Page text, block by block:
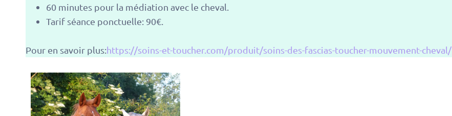
60 minutes pour la médiation avec le cheval.
Tarif séance ponctuelle: 90€.
Pour en savoir plus:https://soins-et-toucher.com/produit/soins-des-fascias-toucher-mouvement-cheval/